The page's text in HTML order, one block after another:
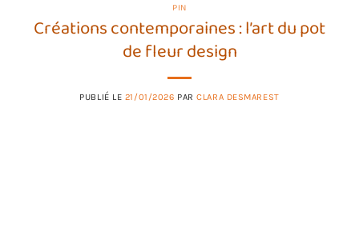
PIN
Créations contemporaines : l’art du pot
de fleur design
PUBLIÉ LE 21/01/2026 PARCLARA DESMAREST